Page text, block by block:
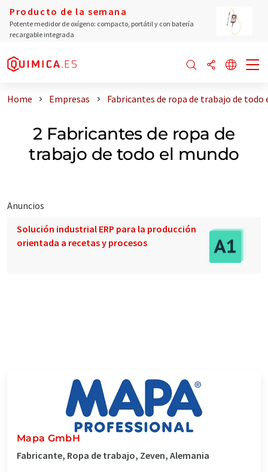
Producto de la semana
Potente medidor de oxígeno: compacto, portátil y con batería
recargable integrada
Home Empresas Fabricantes de ropa de trabajo de todo
2 Fabricantes de ropa de
trabajo de todo el mundo
Anuncios
Solución industrial ERP para la producción
orientada a recetas y procesos
Mapa GmbH
Fabricante, Ropa de trabajo, Zeven, Alemania